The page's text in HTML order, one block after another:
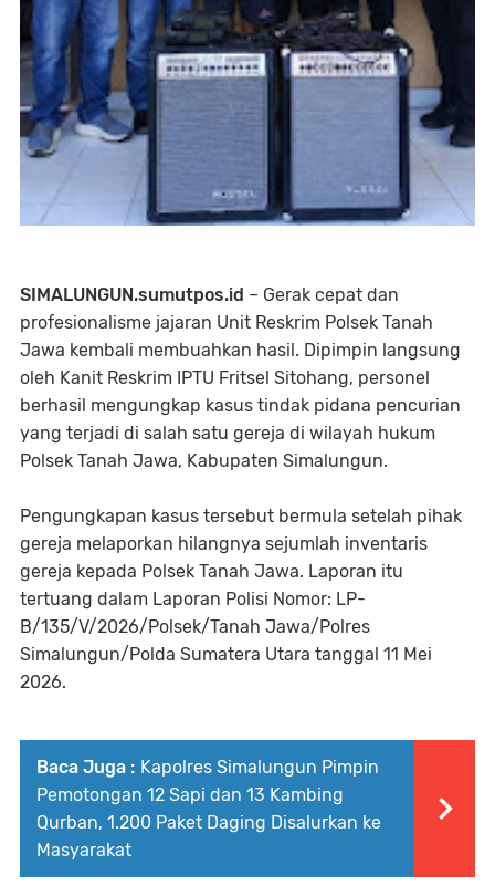
SIMALUNGUN.sumutpos.id – Gerak cepat dan
profesionalisme jajaran Unit Reskrim Polsek Tanah
Jawa kembali membuahkan hasil. Dipimpin langsung
oleh Kanit Reskrim IPTU Fritsel Sitohang, personel
berhasil mengungkap kasus tindak pidana pencurian
yang terjadi di salah satu gereja di wilayah hukum
Polsek Tanah Jawa, Kabupaten Simalungun.
Pengungkapan kasus tersebut bermula setelah pihak
gereja melaporkan hilangnya sejumlah inventaris
gereja kepada Polsek Tanah Jawa. Laporan itu
tertuang dalam Laporan Polisi Nomor: LP-
B/135/V/2026/Polsek/Tanah Jawa/Polres
Simalungun/Polda Sumatera Utara tanggal 11 Mei
2026.
Baca Juga : Kapolres Simalungun Pimpin
Pemotongan 12 Sapi dan 13 Kambing
Qurban, 1.200 Paket Daging Disalurkan ke
Masyarakat